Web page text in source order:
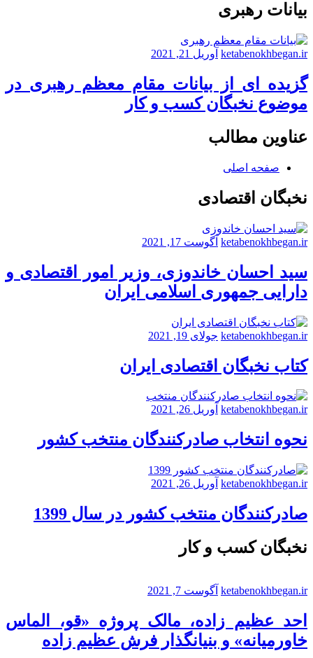
بیانات رهبری
ketabenokhbegan.ir آوریل 21, 2021
گزیده ای از بیانات مقام معظم رهبری در
موضوع نخبگان کسب و کار
عناوین مطالب
صفحه اصلی
نخبگان اقتصادی
ketabenokhbegan.ir آگوست 17, 2021
سید احسان خاندوزی، وزیر امور اقتصادی و
دارایی جمهوری اسلامی ایران
ketabenokhbegan.ir جولای 19, 2021
کتاب نخبگان اقتصادی ایران
ketabenokhbegan.ir آوریل 26, 2021
نحوه انتخاب صادرکنندگان منتخب کشور
ketabenokhbegan.ir آوریل 26, 2021
صادرکنندگان منتخب کشور در سال 1399
نخبگان کسب و کار
ketabenokhbegan.ir آگوست 7, 2021
احد عظیم زاده، مالک پروژه «قو، الماس
خاورمیانه» و بنیانگذار فرش عظیم زاده